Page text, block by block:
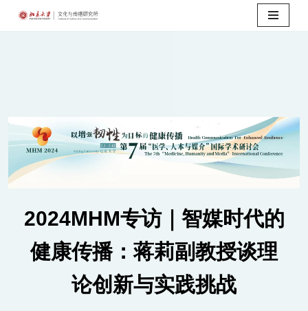
2024MHM专访｜智媒时代的
健康传播：蒋莉副教授谈理
论创新与实践挑战